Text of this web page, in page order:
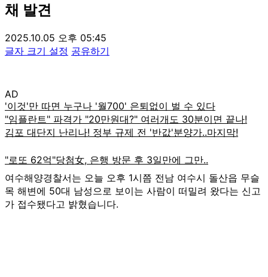
채 발견
2025.10.05 오후 05:45
글자 크기 설정 공유하기
AD
여수해양경찰서는 오늘 오후 1시쯤 전남 여수시 돌산읍 무슬
목 해변에 50대 남성으로 보이는 사람이 떠밀려 왔다는 신고
가 접수됐다고 밝혔습니다.